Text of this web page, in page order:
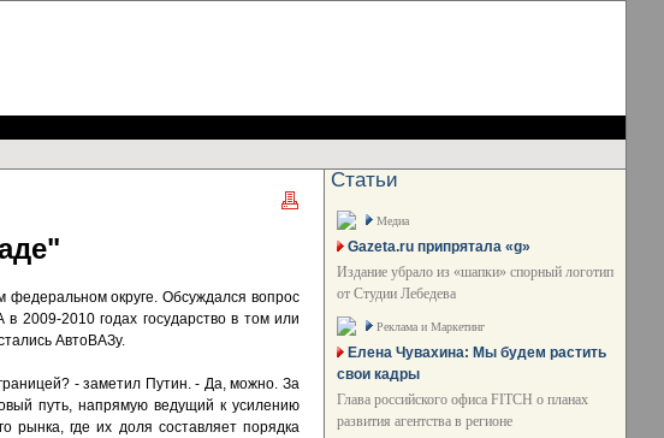
округе. Обсуждался вопрос
2009-2010 годах государство в том или
АвтоВАЗу.
- заметил Путин. - Да, можно. За
путь, напрямую ведущий к усилению
рынка, где их доля составляет порядка
Статьи
Медиа
Gazeta.ru припрятала «g»
Издание убрало из «шапки» спорный логотип
от Студии Лебедева
Реклама и Маркетинг
Елена Чувахина: Мы будем растить
свои кадры
Глава российского офиса FITCH о планах
развития агентства в регионе